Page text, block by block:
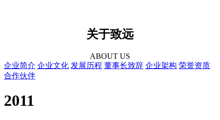
关于致远
ABOUT US
企业简介 企业文化 发展历程 董事长致辞 企业架构 荣誉资质
合作伙伴
2011